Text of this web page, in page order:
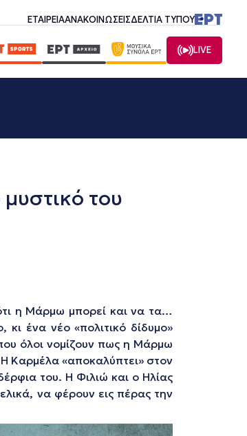
ΕΤΑΙΡΕΙΑΑΝΑΚΟΙΝΩΣΕΙΣΔΕΛΤΙΑ ΤΥΠΟΥ
LIVE
του
η Μάρμω μπορεί και να τα…
ένα νέο «πολιτικό δίδυμο»
όλοι νομίζουν πως η Μάρμω
Καρμέλα «αποκαλύπτει» στον
του. Η Φιλιώ και ο Ηλίας
να φέρουν εις πέρας την